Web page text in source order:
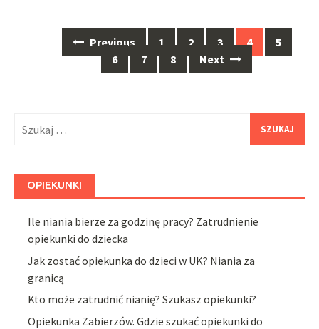
navigation
Previous 1 2 3 4
5
6
7 8 Next
OPIEKUNKI
Ile niania bierze za godzinę pracy? Zatrudnienie
opiekunki do dziecka
Jak zostać opiekunka do dzieci w UK? Niania za
granicą
Kto może zatrudnić nianię? Szukasz opiekunki?
Opiekunka Zabierzów. Gdzie szukać opiekunki do